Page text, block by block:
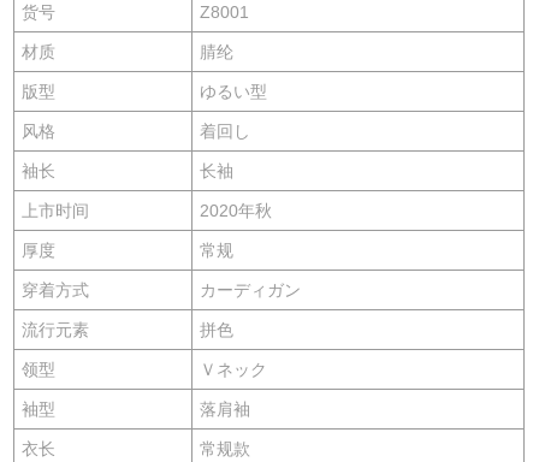
货号 Z8001
材质 腈纶
版型 ゆるい型
风格 着回し
袖长 长袖
上市时间 2020年秋
厚度 常规
穿着方式 カーディガン
流行元素 拼色
领型 Ｖネック
袖型 落肩袖
衣长 常规款